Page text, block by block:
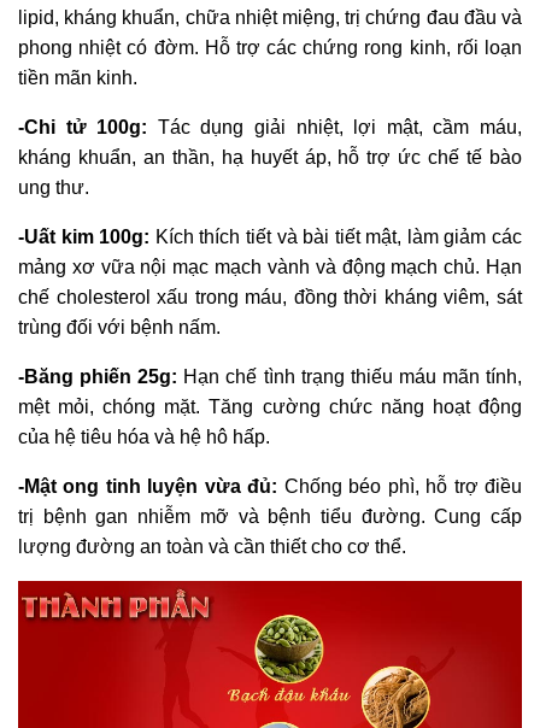
lipid, kháng khuẩn, chữa nhiệt miệng, trị chứng đau đầu và
phong nhiệt có đờm. Hỗ trợ các chứng rong kinh, rối loạn
tiền mãn kinh.
-Chi tử 100g: Tác dụng giải nhiệt, lợi mật, cầm máu,
kháng khuẩn, an thần, hạ huyết áp, hỗ trợ ức chế tế bào
ung thư.
-Uất kim 100g: Kích thích tiết và bài tiết mật, làm giảm các
mảng xơ vữa nội mạc mạch vành và động mạch chủ. Hạn
chế cholesterol xấu trong máu, đồng thời kháng viêm, sát
trùng đối với bệnh nấm.
-Băng phiến 25g: Hạn chế tình trạng thiếu máu mãn tính,
mệt mỏi, chóng mặt. Tăng cường chức năng hoạt động
của hệ tiêu hóa và hệ hô hấp.
-Mật ong tinh luyện vừa đủ: Chống béo phì, hỗ trợ điều
trị bệnh gan nhiễm mỡ và bệnh tiểu đường. Cung cấp
lượng đường an toàn và cần thiết cho cơ thể.